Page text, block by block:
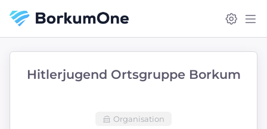
Hitlerjugend Ortsgruppe Borkum
Organisation